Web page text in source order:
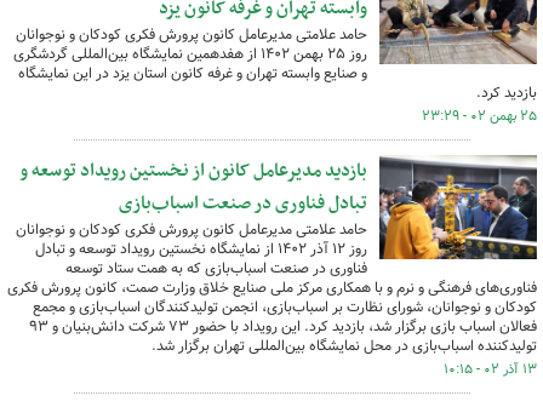
وابسته تهران و غرفه کانون یزد
حامد علامتی مدیرعامل کانون پرورش فکری کودکان و نوجوانان
روز ۲۵ بهمن ۱۴۰۲ از هفدهمین نمایشگاه بین‌المللی گردشگری
و صنایع وابسته تهران و غرفه کانون استان یزد در این نمایشگاه
بازدید کرد.
۲۵ بهمن ۰۲ - ۲۳:۲۹
بازدید مدیرعامل کانون از نخستین رویداد توسعه و
تبادل فناوری در صنعت اسباب‌بازی
حامد علامتی مدیرعامل کانون پرورش فکری کودکان و نوجوانان
روز ۱۲ آذر ۱۴۰۲ از نمایشگاه نخستین رویداد توسعه و تبادل
فناوری در صنعت اسباب‌بازی که به همت ستاد توسعه
فناوری‌های فرهنگی و نرم و با همکاری مرکز ملی صنایع خلاق وزارت صمت، کانون پرورش فکری
کودکان و نوجوانان، شورای نظارت بر اسباب‌بازی، انجمن تولیدکنندگان اسباب‌بازی و مجمع
فعالان اسباب بازی برگزار شد، بازدید کرد. این رویداد با حضور ۷۳ شرکت دانش‌بنیان و ۹۳
تولیدکننده اسباب‌بازی در محل نمایشگاه بین‌المللی تهران برگزار شد.
۱۳ آذر ۰۲ - ۱۰:۱۵